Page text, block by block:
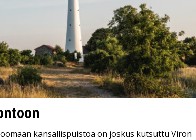
kansallispuistoa on joskus kutsuttu Viron